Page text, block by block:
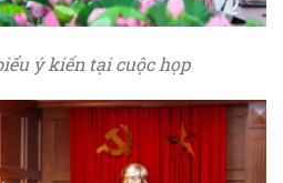
ý kiến tại cuộc họp